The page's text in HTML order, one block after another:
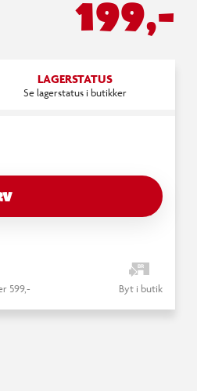
199,-
LAGERSTATUS
Se lagerstatus i butikker
599,- Byt i butik